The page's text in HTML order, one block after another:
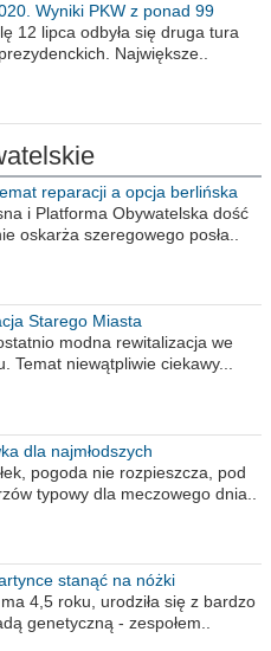
Wyniki PKW z ponad 99
12 lipca odbyła się druga tura
Największe..
reparacji a opcja berlińska
i Platforma Obywatelska dość
oskarża szeregowego posła..
Starego Miasta
modna rewitalizacja we
Temat niewątpliwie ciekawy...
dla najmłodszych
pogoda nie rozpieszcza, pod
typowy dla meczowego dnia..
stanąć na nóżki
4,5 roku, urodziła się z bardzo
genetyczną - zespołem..